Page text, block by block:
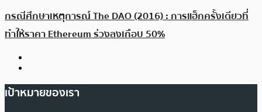
กรณีศึกษาเหตุการณ์ The DAO (2016) : การแฮ็กครั้งเดียวที่
ทำให้ราคา Ethereum ร่วงลงเกือบ 50%
เป้าหมายของเรา